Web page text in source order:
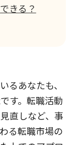
きる？
るあなたも、
す。転職活動
直しなど、事
る転職市場の